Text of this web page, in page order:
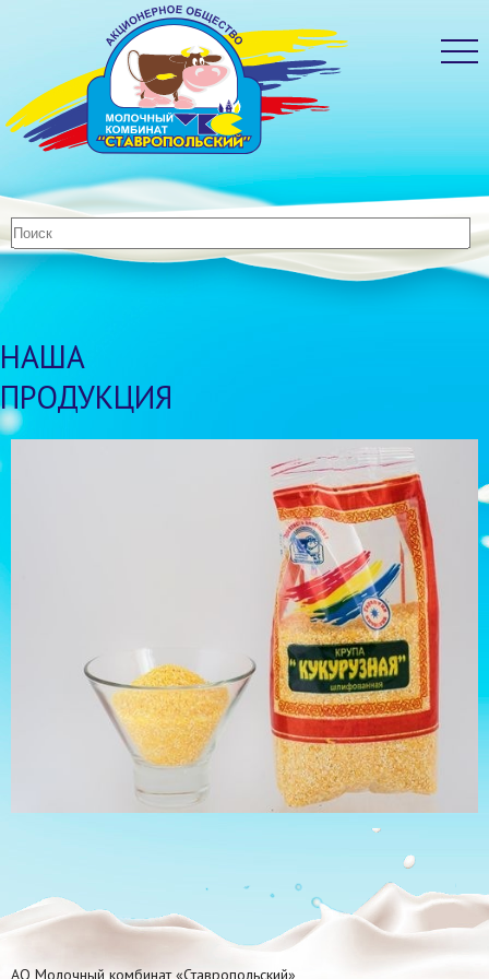
НАША
ПРОДУКЦИЯ
АО Молочный комбинат «Ставропольский»